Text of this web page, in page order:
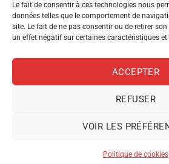
Le fait de consentir à ces technologies nous
données telles que le comportement de
site. Le fait de ne pas consentir ou de retirer
un effet négatif sur certaines caractéristiques
ACCEPTER
REFUSER
VOIR LES
Politique de cookies
et des remises.
Copyright 2026 ©Pro